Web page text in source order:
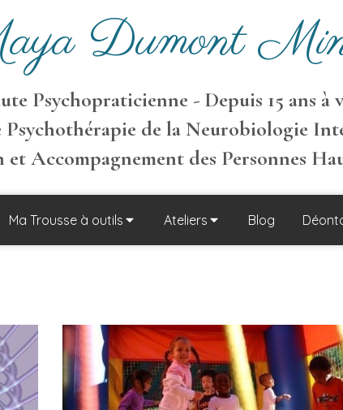
Dumont
Psychopraticienne - Depuis 15 ans à
Psychothérapie de la Neurobiologie
Accompagnement des Personnes
Ma Trousse à outils Ateliers Blog